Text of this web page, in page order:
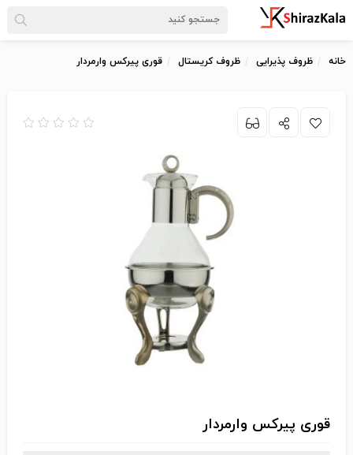
خانه ظروف پذیرایی ظروف کریستال قوری پیرکس وارمردار
قوری پیرکس وارمردار